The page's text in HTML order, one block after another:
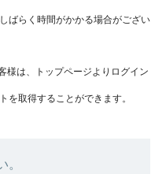
ばらく時間がかかる場合がござい
様は、トップページよりログイン
を取得することができます。
。